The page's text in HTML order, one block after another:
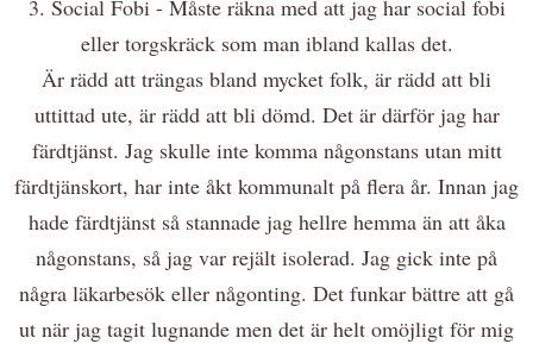
3. Social Fobi - Måste räkna med att jag har social fobi
eller torgskräck som man ibland kallas det.
Är rädd att trängas bland mycket folk, är rädd att bli
uttittad ute, är rädd att bli dömd. Det är därför jag har
färdtjänst. Jag skulle inte komma någonstans utan mitt
färdtjänskort, har inte åkt kommunalt på flera år. Innan jag
hade färdtjänst så stannade jag hellre hemma än att åka
någonstans, så jag var rejält isolerad. Jag gick inte på
några läkarbesök eller någonting. Det funkar bättre att gå
ut när jag tagit lugnande men det är helt omöjligt för mig